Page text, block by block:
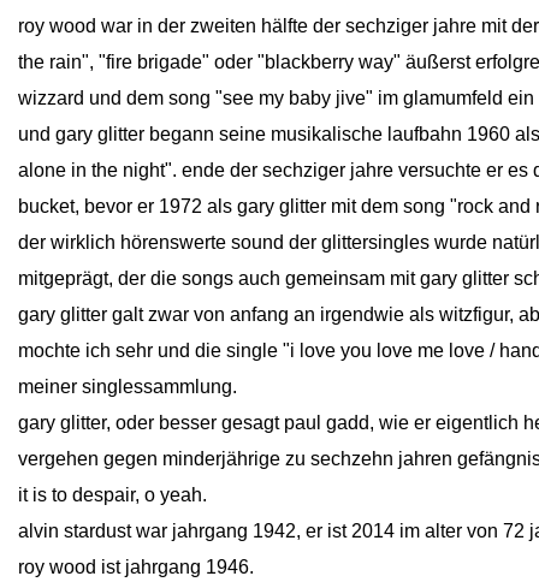
roy wood war in der zweiten hälfte der sechziger jahre mit
the rain", "fire brigade" oder "blackberry way" äußerst
wizzard und dem song "see my baby jive" im glamumfeld
und gary glitter begann seine musikalische laufbahn 1960
alone in the night". ende der sechziger jahre versuchte er
bucket, bevor er 1972 als gary glitter mit dem song "rock
der wirklich hörenswerte sound der glittersingles wurde
mitgeprägt, der die songs auch gemeinsam mit gary glitter
gary glitter galt zwar von anfang an irgendwie als witzfigur,
mochte ich sehr und die single "i love you love me love /
meiner singlessammlung.
gary glitter, oder besser gesagt paul gadd, wie er eigentlich
vergehen gegen minderjährige zu sechzehn jahren
it is to despair, o yeah.
alvin stardust war jahrgang 1942, er ist 2014 im alter von 72
roy wood ist jahrgang 1946.